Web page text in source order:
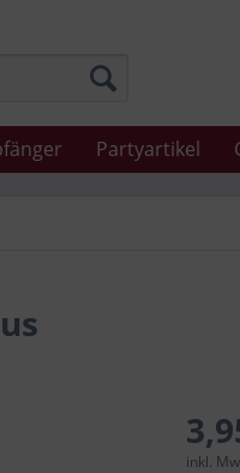
Partyartikel
inkl.